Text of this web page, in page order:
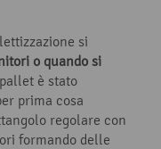
si
o quando si
è stato
prima cosa
regolare con
formando delle